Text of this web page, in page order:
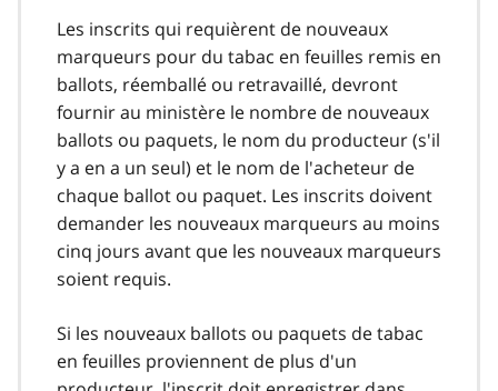
Les inscrits qui requièrent de nouveaux
marqueurs pour du tabac en feuilles remis en
ballots, réemballé ou retravaillé, devront
fournir au ministère le nombre de nouveaux
ballots ou paquets, le nom du producteur (s'il
y a en a un seul) et le nom de l'acheteur de
chaque ballot ou paquet. Les inscrits doivent
demander les nouveaux marqueurs au moins
cinq jours avant que les nouveaux marqueurs
soient requis.
Si les nouveaux ballots ou paquets de tabac
en feuilles proviennent de plus d'un